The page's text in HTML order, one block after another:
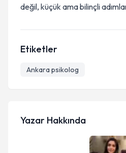
değil, küçük ama bilinçli
Etiketler
Ankara psikolog
Yazar Hakkında